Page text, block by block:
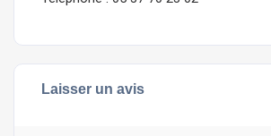
Laisser un avis